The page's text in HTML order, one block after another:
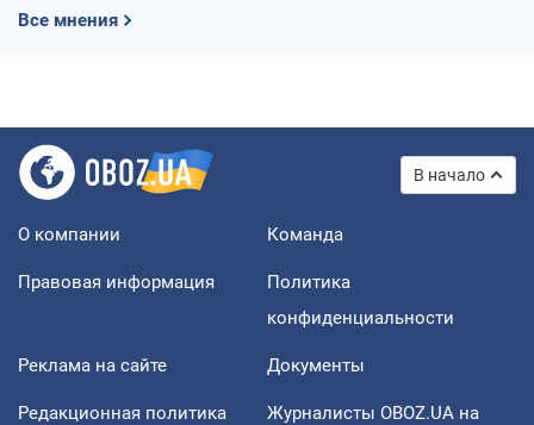
Все мнения
В начало
О компании Команда
Правовая информация
Политика
конфиденциальности
Реклама на сайте Документы
Редакционная политика
Журналисты OBOZ.UA на